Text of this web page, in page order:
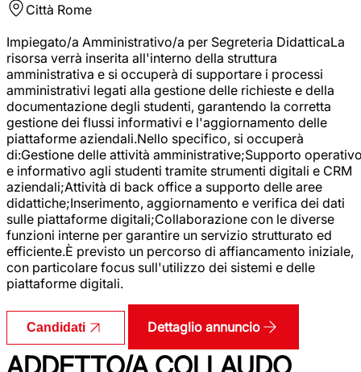
Città Rome
Impiegato/a Amministrativo/a per Segreteria DidatticaLa
risorsa verrà inserita all'interno della struttura
amministrativa e si occuperà di supportare i processi
amministrativi legati alla gestione delle richieste e della
documentazione degli studenti, garantendo la corretta
gestione dei flussi informativi e l'aggiornamento delle
piattaforme aziendali.Nello specifico, si occuperà
di:Gestione delle attività amministrative;Supporto
e informativo agli studenti tramite strumenti digitali e CRM
aziendali;Attività di back office a supporto delle aree
didattiche;Inserimento, aggiornamento e verifica dei dati
sulle piattaforme digitali;Collaborazione con le diverse
funzioni interne per garantire un servizio strutturato ed
efficiente.È previsto un percorso di affiancamento iniziale,
con particolare focus sull'utilizzo dei sistemi e delle
piattaforme digitali.
Candidati Dettaglio annuncio
ADDETTO/A COLLAUDO